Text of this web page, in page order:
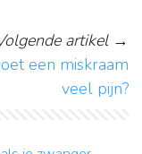
artikel→
een miskraam
veel pijn?